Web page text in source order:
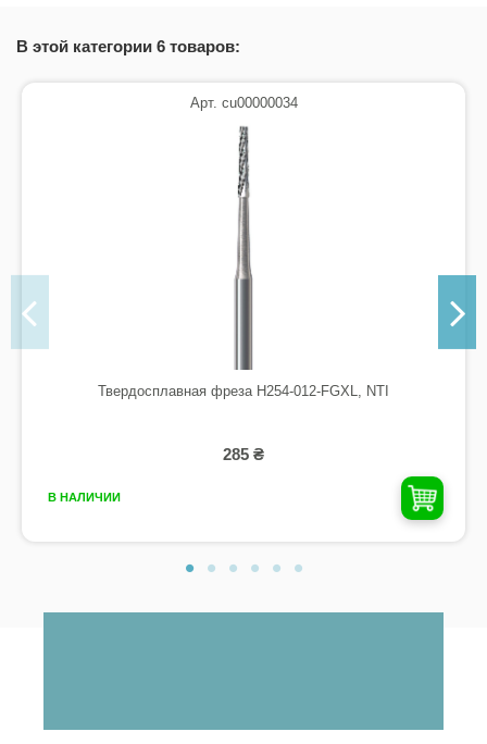
В этой категории 6 товаров:
Арт. cu00000034
Твердосплавная фреза H254-012-FGXL, NTI
285 ₴
В НАЛИЧИИ